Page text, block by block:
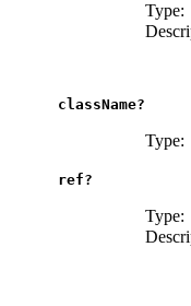
Type:
className?
Type:
ref?
Type: